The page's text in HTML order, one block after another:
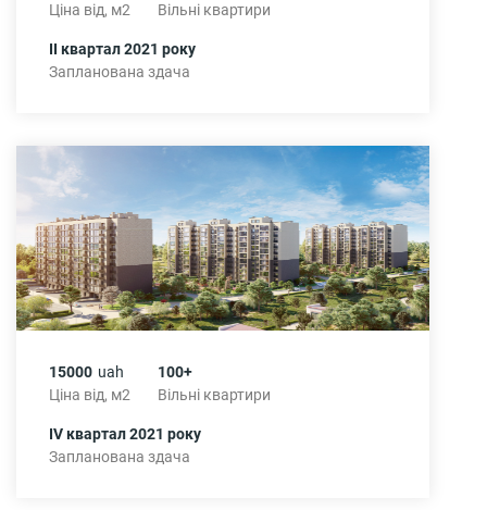
Ціна від, м2
Вільні квартири
ІІ квартал 2021 року
Запланована здача
15000 uah
Ціна від, м2
100+
Вільні квартири
IV квартал 2021 року
Запланована здача